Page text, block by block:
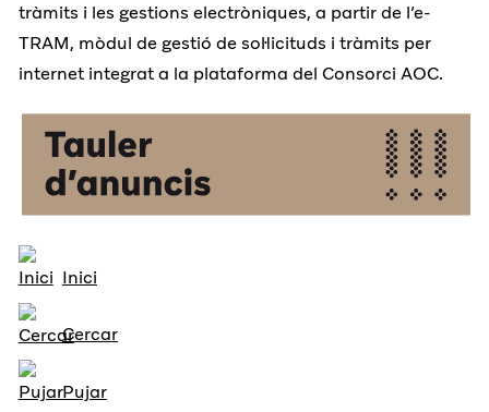
tràmits i les gestions electròniques, a partir de l’e-
TRAM, mòdul de gestió de sol·licituds i tràmits per
internet integrat a la plataforma del Consorci AOC.
Inici
Cercar
Pujar